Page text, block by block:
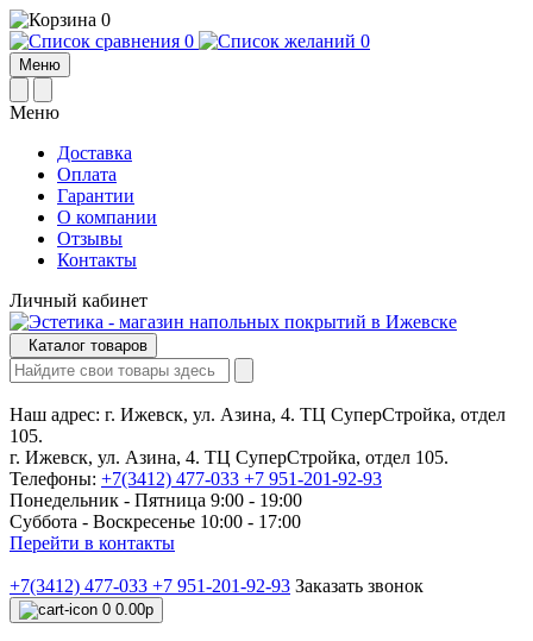
0
0
0
Меню
Меню
Доставка
Оплата
Гарантии
О компании
Отзывы
Контакты
Личный кабинет
Каталог товаров
Наш адрес: г. Ижевск, ул. Азина, 4. ТЦ СуперСтройка, отдел
105.
г. Ижевск, ул. Азина, 4. ТЦ СуперСтройка, отдел 105.
Телефоны: +7(3412) 477-033 +7 951-201-92-93
Понедельник - Пятница 9:00 - 19:00
Суббота - Воскресенье 10:00 - 17:00
Перейти в контакты
+7(3412) 477-033 +7 951-201-92-93 Заказать звонок
0 0.00р